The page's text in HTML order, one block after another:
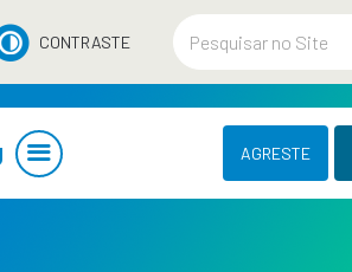
CONTRASTE
AGRESTE